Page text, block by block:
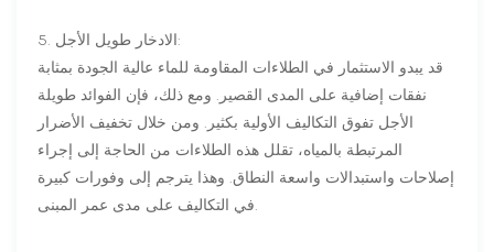
5. الادخار طويل الأجل:
قد يبدو الاستثمار في الطلاءات المقاومة للماء عالية الجودة بمثابة
نفقات إضافية على المدى القصير. ومع ذلك، فإن الفوائد طويلة
الأجل تفوق التكاليف الأولية بكثير. ومن خلال تخفيف الأضرار
المرتبطة بالمياه، تقلل هذه الطلاءات من الحاجة إلى إجراء
إصلاحات واستبدالات واسعة النطاق. وهذا يترجم إلى وفورات كبيرة
في التكاليف على مدى عمر المبنى.